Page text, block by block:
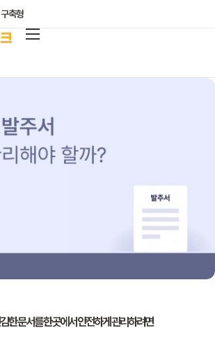
구축형
한 문서를 한곳에서 안전하게 관리하려면